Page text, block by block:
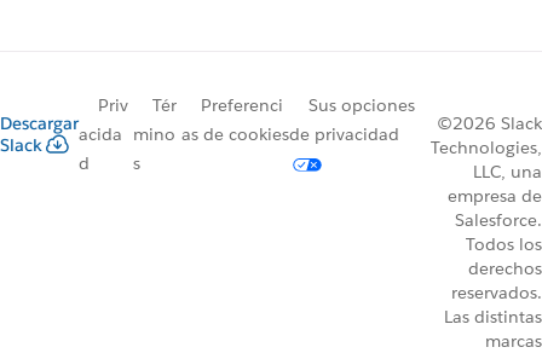
Descargar
Slack
Priv
acida
d
Tér
mino
s
Preferenci
as de cookies
Sus opciones
de privacidad
©2026 Slack
Technologies,
LLC, una
empresa de
Salesforce.
Todos los
derechos
reservados.
Las distintas
marcas